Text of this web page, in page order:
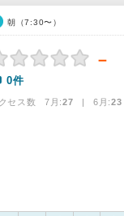
朝（7:30〜）
－
0件
セス数 7月:27 | 6月:23